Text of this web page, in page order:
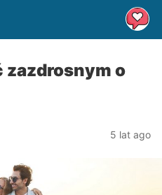
zazdrosnym o
5 lat ago